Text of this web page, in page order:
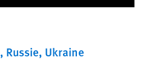
Russie Ukraine